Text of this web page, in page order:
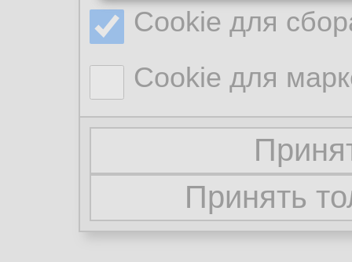
Cookie для
Cookie для